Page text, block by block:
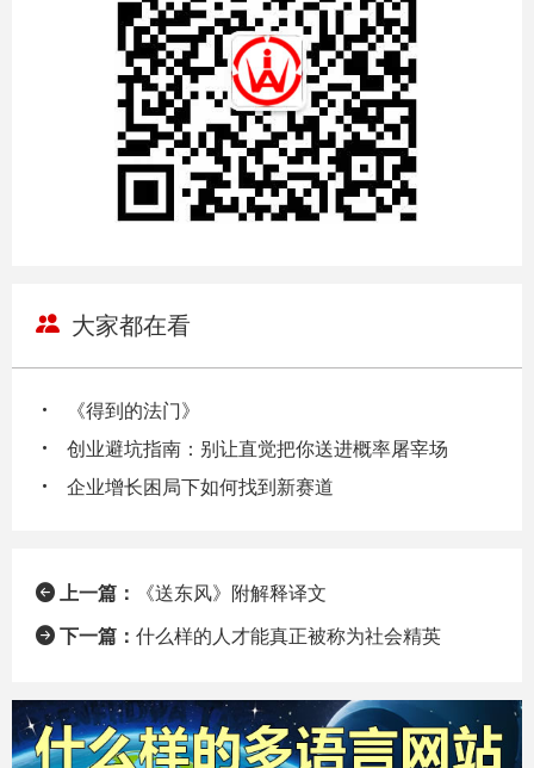
大家都在看
《得到的法门》
创业避坑指南：别让直觉把你送进概率屠宰场
企业增长困局下如何找到新赛道
上一篇： 《送东风》附解释译文
下一篇： 什么样的人才能真正被称为社会精英